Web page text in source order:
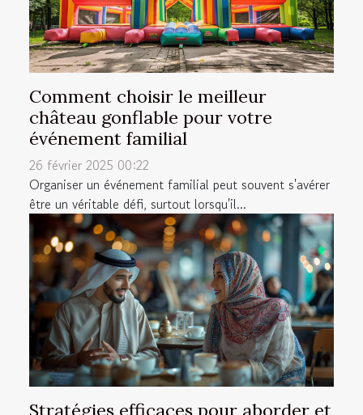
Comment choisir le meilleur
château gonflable pour votre
événement familial
26 février 2025 00:22
Organiser un événement familial peut souvent s'avérer
être un véritable défi, surtout lorsqu'il...